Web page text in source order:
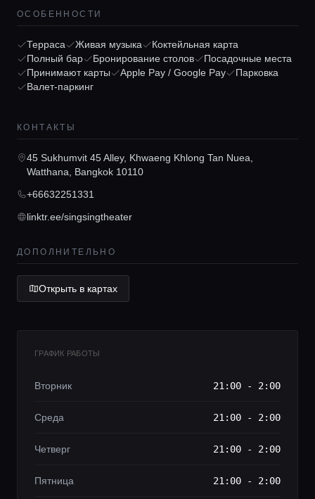
Главная
Локации
Гиды
Lifestyle журнал
ОСОБЕННОСТИ
Терраса Живая музыка
Коктейльная карта
Полный бар
Бронирование столов
Посадочные места
Принимают карты
Apple Pay / Google Pay
Парковка
Валет-паркинг
КОНТАКТЫ
45 Sukhumvit 45 Alley, Khwaeng Khlong Tan Nuea,
Watthana, Bangkok 10110
+66632251331
linktr.ee/singsingtheater
ДОПОЛНИТЕЛЬНО
Открыть в картах
ГРАФИК РАБОТЫ
Вторник 21:00 - 2:00
Среда 21:00 - 2:00
Четверг 21:00 - 2:00
Пятница 21:00 - 2:00